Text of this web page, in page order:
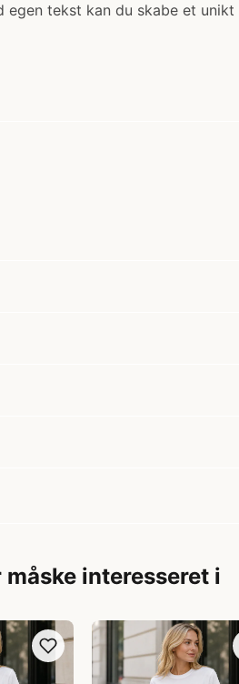
tekst kan du skabe et
måske interesseret i